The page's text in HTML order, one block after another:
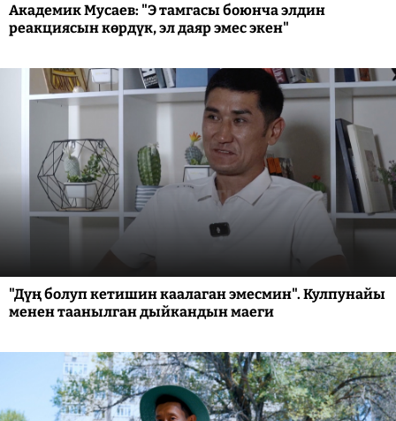
Академик Мусаев: "Э тамгасы боюнча элдин
реакциясын көрдүк, эл даяр эмес экен"
"Дүң болуп кетишин каалаган эмесмин". Кулпунайы
менен таанылган дыйкандын маеги